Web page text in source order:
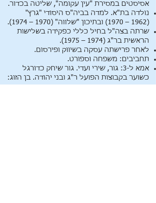
אסיסטים במסירת "עין עקומה", שליטה בכדור.
נולדה בת"א. למדה בביה"ס היסודי "גרץ"
(1962 – 1970) ובתיכון "שלווה" (1970 – 1974).
שרתה בצה"ל בחיל כללי כפקידה בשלישות
הראשית בר"ג (1974 – 1975).
לאחר פרישתה עסקה בשיווק ופירסום.
תחביבים: משפחה וספורט.
אמא ל-3: גור, שירי ועדי. גור שיחק כדורגל
כשוער בקבוצות הפועל ר"ג ובני יהודה. בן הזוג: